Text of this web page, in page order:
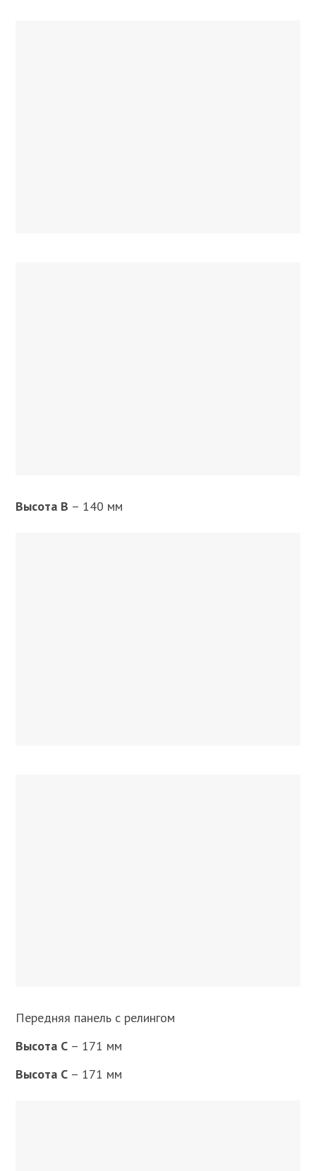
Высота B – 140 мм
Передняя панель с релингом
Высота C – 171 мм
Высота C – 171 мм